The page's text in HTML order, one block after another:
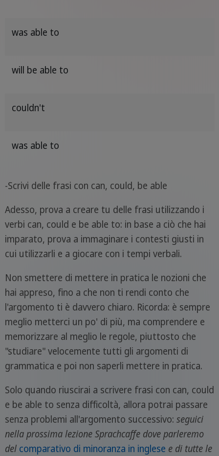
was able to
will be able to
couldn't
was able to
-Scrivi delle frasi con can, could, be able
Adesso, prova a creare tu delle frasi utilizzando i
verbi can, could e be able to: in base a ciò che hai
imparato, prova a immaginare i contesti giusti in
cui utilizzarli e a giocare con i tempi verbali.
Non smettere di mettere in pratica le nozioni che
hai appreso, fino a che non ti rendi conto che
l'argomento ti è davvero chiaro. Ricorda: è sempre
meglio metterci un po' di più, ma comprendere e
memorizzare al meglio le regole, piuttosto che
"studiare" velocemente tutti gli argomenti di
grammatica e poi non saperli mettere in pratica.
Solo quando riuscirai a scrivere frasi con can, could
e be able to senza difficoltà, allora potrai passare
senza problemi all'argomento successivo: seguici
nella prossima lezione Sprachcaffe dove parleremo
del comparativo di minoranza in inglese e di tutte le